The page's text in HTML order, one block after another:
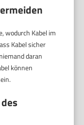
wodurch Kabel im
Kabel sicher
daran
können